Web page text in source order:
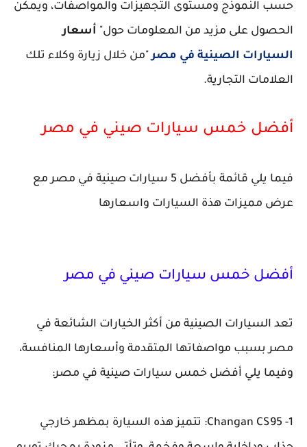
حسب النموذج ومستوى التجهيزات والمواصفات، ويمكن
الحصول على مزيد من المعلومات حول" أسعار
السيارات الصينية في مصر"من خلال زيارة وكلاء تلك
العلامات التجارية.
أفضل خمس سيارات صيني في مصر
فيما يلي قائمة بأفضل 5 سيارات صينية في مصر مع
عرض مميزات هذة السيارات واسعارها
أفضل خمس سيارات صيني في مصر
تعد السيارات الصينية من أكثر الخيارات الشائعة في
مصر بسبب مواصفاتها المتقدمة وأسعارها المنافسة،
وفيما يلي أفضل خمس سيارات صينية في مصر:
1- Changan CS95: تتميز هذه السيارة بمظهر خارجي